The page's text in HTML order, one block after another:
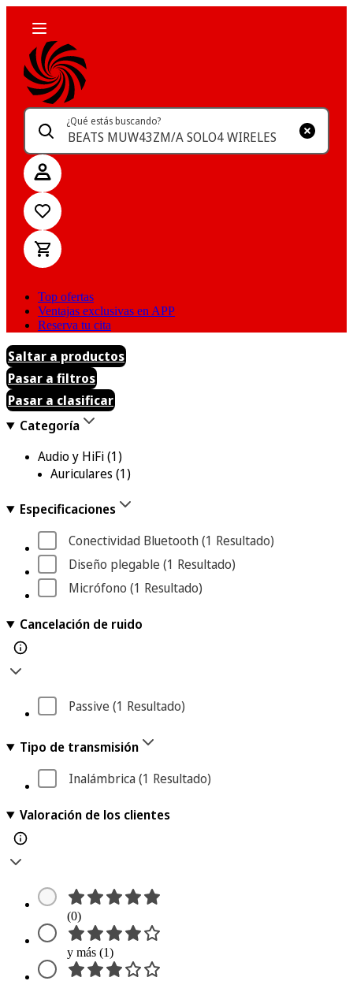
¿Qué estás buscando?
Top ofertas
Ventajas exclusivas en APP
Reserva tu cita
Saltar a productos
Pasar a filtros
Pasar a clasificar
Categoría
Audio y HiFi(1)
Auriculares (1)
Especificaciones
Conectividad Bluetooth (1 Resultado)
Diseño plegable (1 Resultado)
Micrófono (1 Resultado)
Cancelación de ruido
Passive (1 Resultado)
Tipo de transmisión
Inalámbrica (1 Resultado)
Valoración de los clientes
(0)
y más (1)